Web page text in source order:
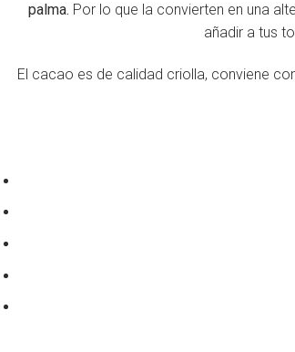
palma. Por lo que la convierten en una
añadir a tus
El cacao es de calidad criolla, conviene